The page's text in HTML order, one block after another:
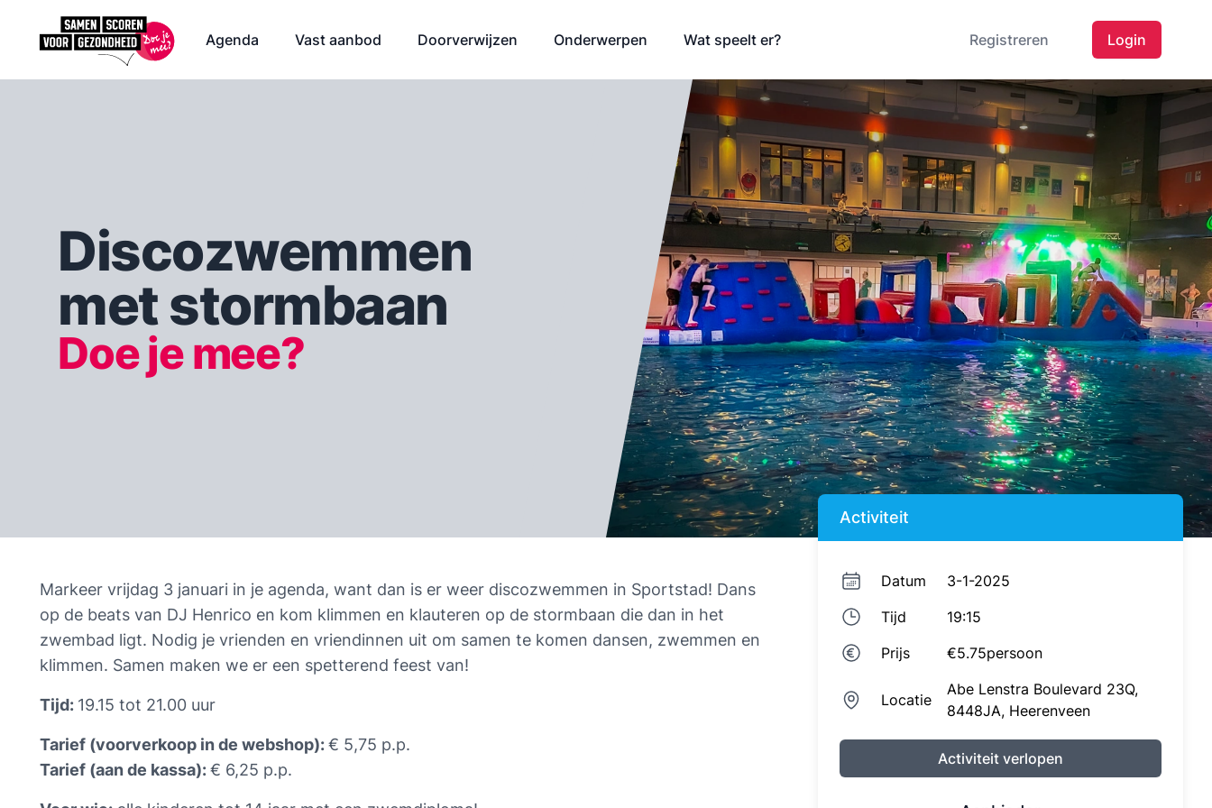
Agenda Vast aanbod Doorverwijzen Onderwerpen Wat speelt er? Registreren Login
Discozwemmen
met stormbaan
Doe je mee?
Markeer vrijdag 3 januari in je agenda, want dan is er weer discozwemmen in Sportstad! Dans
op de beats van DJ Henrico en kom klimmen en klauteren op de stormbaan die dan in het
zwembad ligt. Nodig je vrienden en vriendinnen uit om samen te komen dansen, zwemmen en
klimmen. Samen maken we er een spetterend feest van!
Tijd: 19.15 tot 21.00 uur
Tarief (voorverkoop in de webshop): € 5,75 p.p.
Tarief (aan de kassa): € 6,25 p.p.
Activiteit
Datum
3-1-2025
Tijd
19:15
Prijs
€5.75persoon
Locatie
Abe Lenstra Boulevard 23Q,
8448JA, Heerenveen
Activiteit verlopen